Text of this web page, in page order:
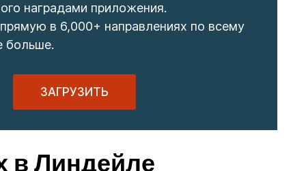
наградами приложения.
в 6,000+ направлениях по всему
больше.
ЗАГРУЗИТЬ
в Линдейле